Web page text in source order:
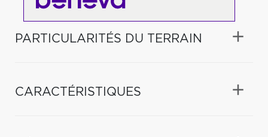
PARTICULARITÉS DU TERRAIN
CARACTÉRISTIQUES